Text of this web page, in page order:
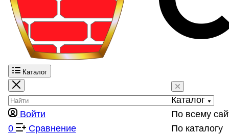
Каталог
Каталог
По всему
По каталогу
Войти
0
Сравнение